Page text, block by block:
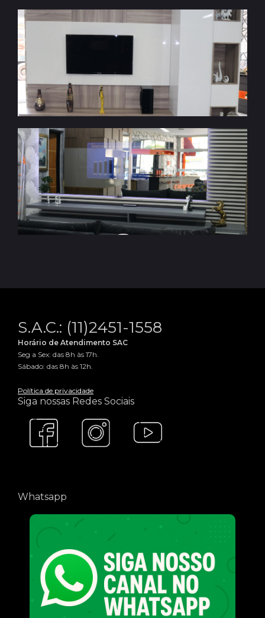
S.A.C.: (11)2451-1558
Horário de Atendimento SAC
Seg a Sex: das 8h às 17h.
Sábado: das 8h às 12h.
Política de privacidade
Siga nossas Redes Sociais
Whatsapp